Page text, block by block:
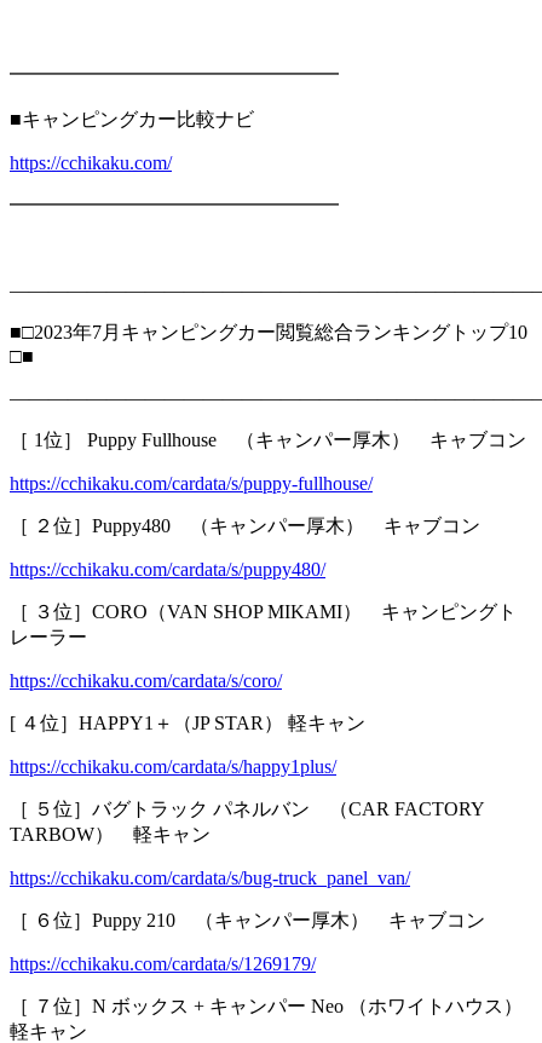
━━━━━━━━━━━━━━━━━
■キャンピングカー比較ナビ
https://cchikaku.com/
━━━━━━━━━━━━━━━━━
■□2023年7月キャンピングカー閲覧総合ランキングトップ10
□■
［ 1位］ Puppy Fullhouse （キャンパー厚木） キャブコン
https://cchikaku.com/cardata/s/puppy-fullhouse/
［ ２位］Puppy480 （キャンパー厚木） キャブコン
https://cchikaku.com/cardata/s/puppy480/
［ ３位］CORO（VAN SHOP MIKAMI） キャンピングト
レーラー
https://cchikaku.com/cardata/s/coro/
[ ４位］HAPPY1＋（JP STAR） 軽キャン
https://cchikaku.com/cardata/s/happy1plus/
［ ５位］バグトラック パネルバン （CAR FACTORY
TARBOW） 軽キャン
https://cchikaku.com/cardata/s/bug-truck_panel_van/
［ ６位］Puppy 210 （キャンパー厚木） キャブコン
https://cchikaku.com/cardata/s/1269179/
［ ７位］N ボックス + キャンパー Neo （ホワイトハウス）
軽キャン